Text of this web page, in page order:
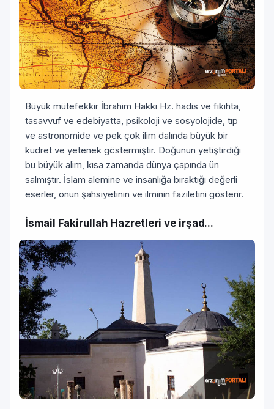
Büyük mütefekkir İbrahim Hakkı Hz. hadis ve fıkıhta,
tasavvuf ve edebiyatta, psikoloji ve sosyolojide, tıp
ve astronomide ve pek çok ilim dalında büyük bir
kudret ve yetenek göstermiştir. Doğunun yetiştirdiği
bu büyük alim, kısa zamanda dünya çapında ün
salmıştır. İslam alemine ve insanlığa bıraktığı değerli
eserler, onun şahsiyetinin ve ilminin faziletini gösterir.
İsmail Fakirullah Hazretleri ve irşad...